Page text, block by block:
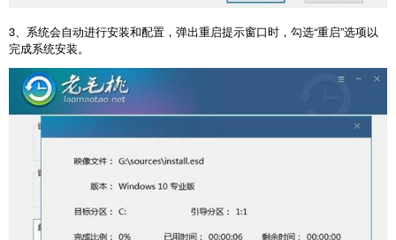
3 、系统会自动进行安装和配置，弹出重启提示窗口时，勾选“重启”选项以
完成系统安装。